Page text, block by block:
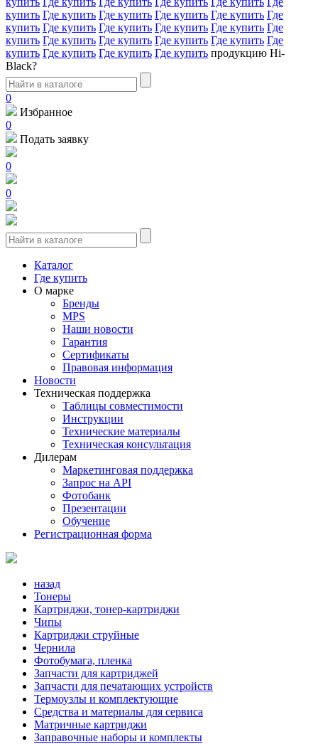
купить Где купить Где купить Где купить Где купить Где
купить Где купить Где купить Где купить Где купить Где
купить Где купить Где купить Где купить Где купить Где
купить Где купить Где купить Где купить продукцию Hi-
Black?
0
Избранное
0
Подать заявку
0
0
Каталог
Где купить
О марке
Бренды
MPS
Наши новости
Гарантия
Сертификаты
Правовая информация
Новости
Техническая поддержка
Таблицы совместимости
Инструкции
Технические материалы
Техническая консультация
Дилерам
Маркетинговая поддержка
Запрос на API
Фотобанк
Презентации
Обучение
Регистрационная форма
назад
Тонеры
Картриджи, тонер-картриджи
Чипы
Картриджи струйные
Чернила
Фотобумага, пленка
Запчасти для картриджей
Запчасти для печатающих устройств
Термоузлы и комплектующие
Средства и материалы для сервиса
Матричные картриджи
Заправочные наборы и комплекты